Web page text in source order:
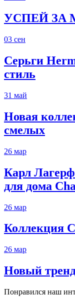
УСПЕЙ ЗА
03 сен
Серьги
стиль
31 май
Новая
смелых
26 мар
Карл
для дома
26 мар
Коллекция
26 мар
Новый
Понравился наш